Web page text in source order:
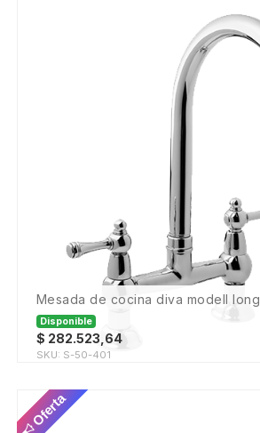
mesada de cocina diva modell long
Disponible
$ 282.523,64
SKU: S-50-401
Oferta